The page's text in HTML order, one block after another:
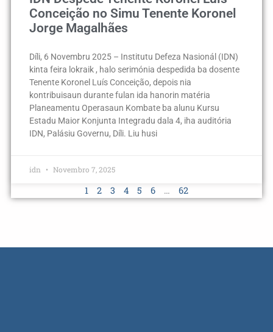
Conceição no Simu Tenente Koronel
Jorge Magalhães
Díli, 6 Novembru 2025 – Institutu Defeza Nasionál (IDN)
kinta feira lokraik , halo serimónia despedida ba dosente
Tenente Koronel Luís Conceição, depois nia
kontribuisaun durante fulan ida hanorin matéria
Planeamentu Operasaun Kombate ba alunu Kursu
Estadu Maior Konjunta Integradu dala 4, iha auditória
IDN, Palásiu Governu, Díli. Liu husi
idn Novembro 7, 2025
1 2 3 4 5 6 … 62